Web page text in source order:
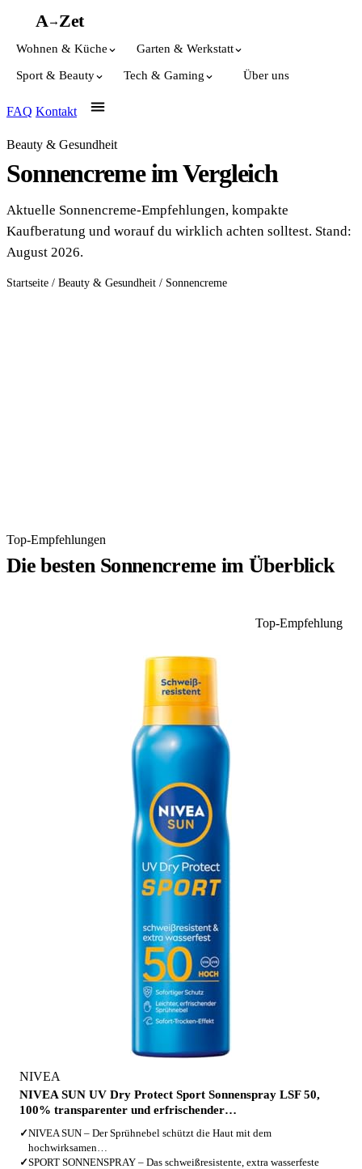
A→Zet
Wohnen & Küche Garten & Werkstatt
Sport & Beauty Tech & Gaming Über uns
FAQ Kontakt
Beauty & Gesundheit
Sonnencreme im Vergleich
Aktuelle Sonnencreme-Empfehlungen, kompakte
Kaufberatung und worauf du wirklich achten solltest. Stand:
August 2026.
Startseite / Beauty & Gesundheit / Sonnencreme
Top-Empfehlungen
Die besten Sonnencreme im Überblick
Top-Empfehlung
NIVEA
NIVEA SUN UV Dry Protect Sport Sonnenspray LSF 50,
100% transparenter und erfrischender…
✓NIVEA SUN – Der Sprühnebel schützt die Haut mit dem
hochwirksamen…
✓SPORT SONNENSPRAY – Das schweißresistente, extra wasserfeste